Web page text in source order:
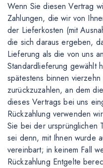
Wenn Sie diesen Vertrag
Zahlungen, die wir von
der Lieferkosten (mit
die sich daraus ergeben,
Lieferung als die von uns
Standardlieferung gewählt
spätestens binnen
zurückzuzahlen, an dem
dieses Vertrags bei uns
Rückzahlung verwenden
Sie bei der ursprünglichen
sei denn, mit Ihnen wurde
vereinbart; in keinem Fall
Rückzahlung Entgelte